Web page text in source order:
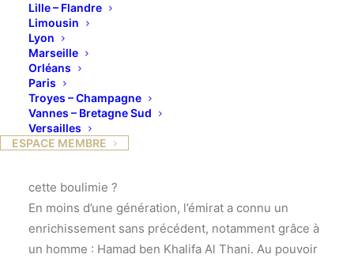
Lille – Flandre
Limousin
Lyon
Marseille
Orléans
Paris
Troyes – Champagne
Vannes – Bretagne Sud
Versailles
ESPACE MEMBRE
Conférence de M. Rovarc’h sur le Quatar « un
confetti, qui se prend pour un Empire »
Un nain à l’appétit d’ogre…. A peine plus grand que la
Corse cet état, grâce à ses immenses réserves
gazières, peut tout s’offrir sur la planète : des
palaces, la coupe du monde en 2022, des industries
cette boulimie ?
En moins d’une génération, l’émirat a connu un
enrichissement sans précédent, notamment grâce à
un homme : Hamad ben Khalifa Al Thani. Au pouvoir